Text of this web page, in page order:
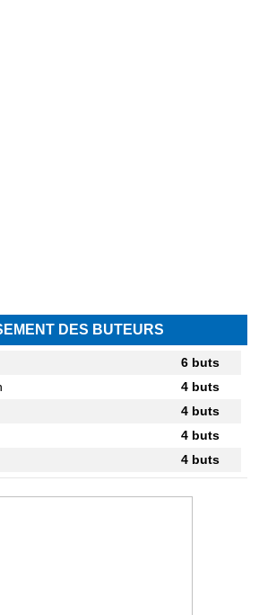
DES BUTEURS
6 buts
4 buts
4 buts
4 buts
4 buts